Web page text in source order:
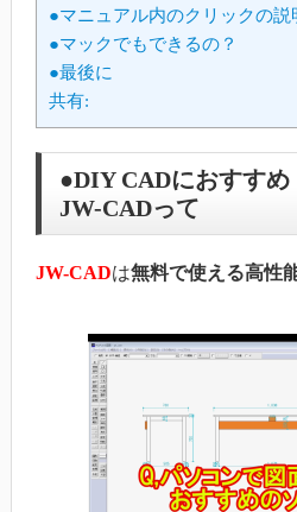
●マニュアル内のクリックの説
●マックでもできるの？
●最後に
共有:
●DIY CADにおすすめ
JW-CADって
JW-CADは無料で使える高性